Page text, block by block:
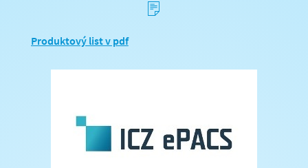
s
Produktový list v pdf